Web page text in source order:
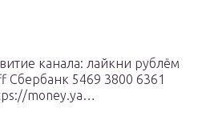
канала: лайкни рублём
Сбербанк 5469 3800 6361
money.ya…